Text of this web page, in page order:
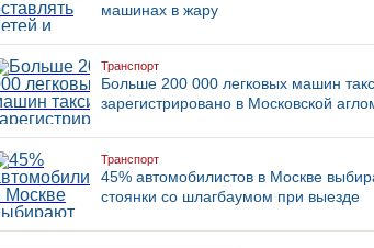
машинах в жару
Транспорт
Больше 200 000 легковых машин
зарегистрировано в Московской
Транспорт
45% автомобилистов в Москве
стоянки со шлагбаумом при выезде